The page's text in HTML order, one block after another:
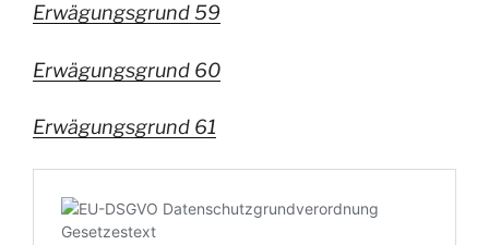
Erwägungsgrund 59
Erwägungsgrund 60
Erwägungsgrund 61